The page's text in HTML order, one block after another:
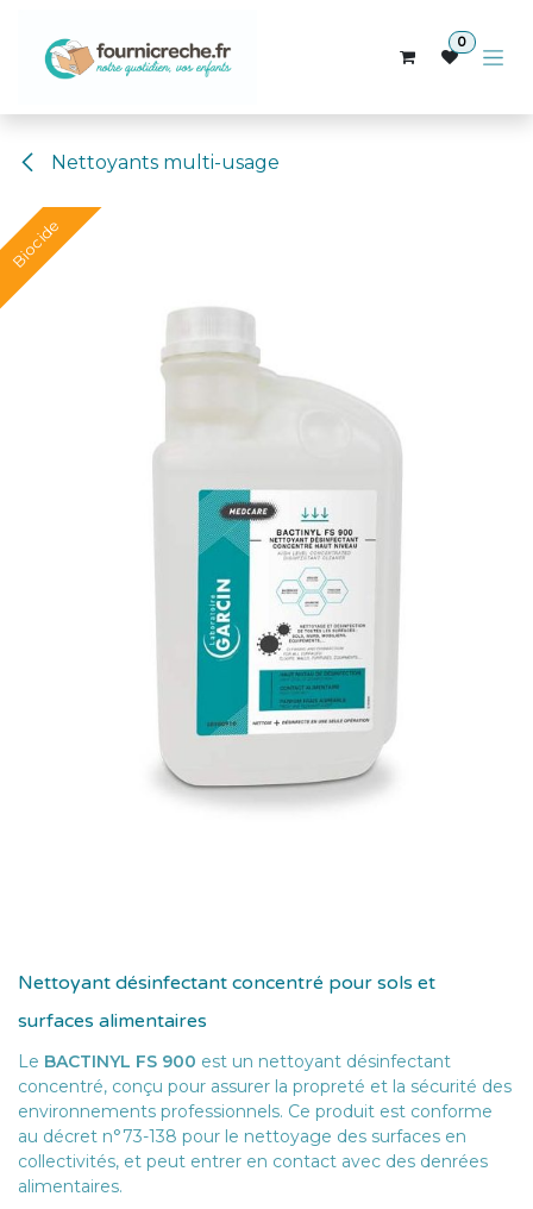
0
Nettoyants multi-usage
Biocide
Nettoyant désinfectant concentré pour sols et
surfaces alimentaires
Le BACTINYL FS 900 est un nettoyant désinfectant
concentré, conçu pour assurer la propreté et la sécurité des
environnements professionnels. Ce produit est conforme
au décret n°73-138 pour le nettoyage des surfaces en
collectivités, et peut entrer en contact avec des denrées
alimentaires.